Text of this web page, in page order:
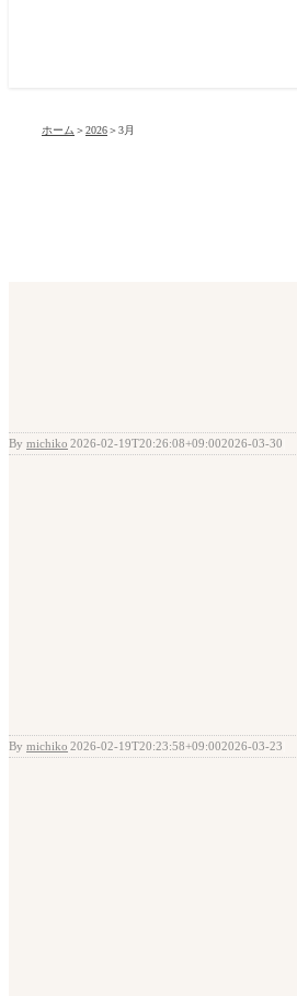
ホーム ＞2026＞3月
By michiko 2026-02-19T20:26:08+09:002026-03-30
By michiko 2026-02-19T20:23:58+09:002026-03-23